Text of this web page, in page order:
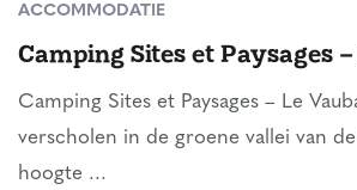
ACCOMMODATIE
Camping Sites et Paysages
Camping Sites et Paysages – Le
verscholen in de groene vallei van
hoogte ...